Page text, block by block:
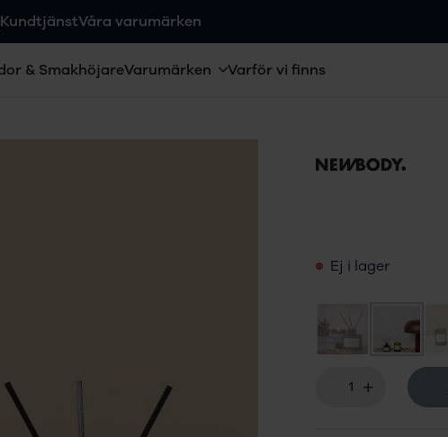
KundtjänstVåra varumärken
& SmakhöjareVarumärken Varför vi finns
Ej i lager